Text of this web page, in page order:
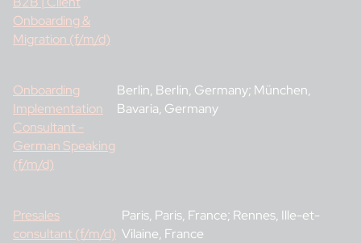
Onboarding &
Migration (f/m/d)
Onboarding
Implementation
Consultant -
German Speaking
(f/m/d)
Berlin, Berlin, Germany; München,
Bavaria, Germany
Presales
consultant (f/m/d)
Paris, Paris, France; Rennes, Ille-et-
Vilaine, France